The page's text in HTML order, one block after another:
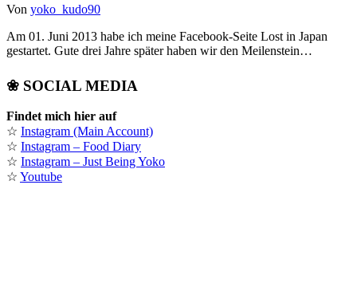
Von yoko_kudo90
Am 01. Juni 2013 habe ich meine Facebook-Seite Lost in Japan
gestartet. Gute drei Jahre später haben wir den Meilenstein…
❀ SOCIAL MEDIA
Findet mich hier auf
☆ Instagram (Main Account)
☆ Instagram – Food Diary
☆ Instagram – Just Being Yoko
☆ Youtube